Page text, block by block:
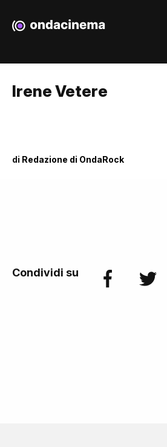
Irene Vetere
di Redazione di OndaRock
Condividi su